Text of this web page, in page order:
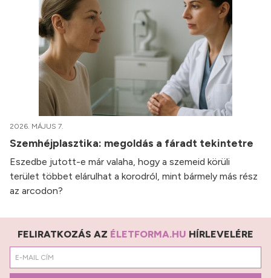
2026. MÁJUS 7.
Szemhéjplasztika: megoldás a fáradt tekintetre
Eszedbe jutott-e már valaha, hogy a szemeid körüli
terület többet elárulhat a korodról, mint bármely más rész
az arcodon?
FELIRATKOZÁS AZ ÉLETFORMA.HU HÍRLEVELÉRE